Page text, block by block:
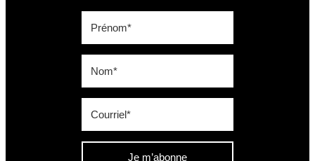
Je m’abonne